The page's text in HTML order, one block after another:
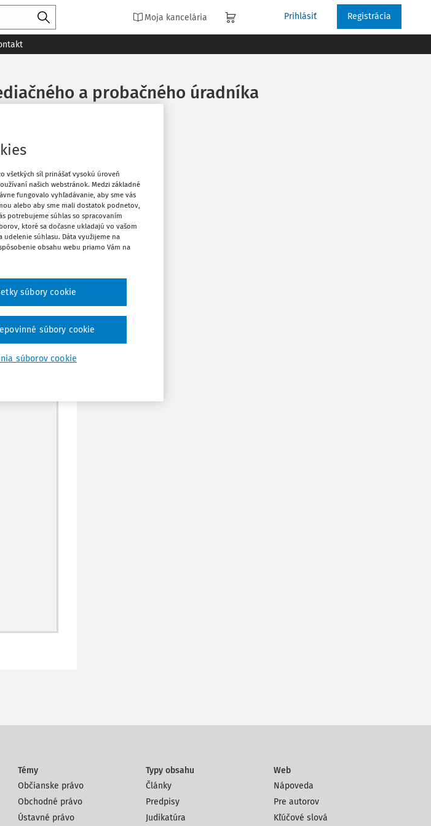
Moja kancelária Prihlásiť Registrácia
a probačného úradníka
sa
10
Vytlačiť
Obľúbené
Stiahnuť
Témy
Občianske právo
Obchodné právo
Ústavné právo
Typy obsahu
Články
Predpisy
Judikatúra
Web
Nápoveda
Pre autorov
Kľúčové slová
všetkých síl prinášať vysokú úroveň
našich webstránok. Medzi základné
fungovalo vyhľadávanie, aby sme vás
alebo aby sme mali dostatok podnetov,
potrebujeme súhlas so spracovaním
ktoré sa dočasne ukladajú vo vašom
udelenie súhlasu. Dáta využijeme na
obsahu webu priamo Vám na
súborov cookie
súbory cookie
súbory cookie